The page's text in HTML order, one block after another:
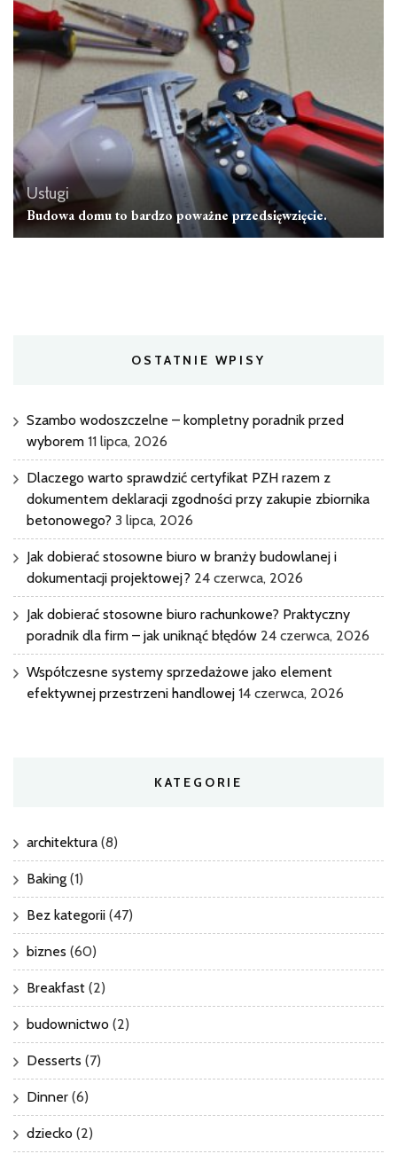
Usługi
Budowa domu to bardzo poważne przedsięwzięcie.
OSTATNIE WPISY
Szambo wodoszczelne – kompletny poradnik przed
wyborem 11 lipca, 2026
Dlaczego warto sprawdzić certyfikat PZH razem z
dokumentem deklaracji zgodności przy zakupie zbiornika
betonowego? 3 lipca, 2026
Jak dobierać stosowne biuro w branży budowlanej i
dokumentacji projektowej? 24 czerwca, 2026
Jak dobierać stosowne biuro rachunkowe? Praktyczny
poradnik dla firm – jak uniknąć błędów 24 czerwca, 2026
Współczesne systemy sprzedażowe jako element
efektywnej przestrzeni handlowej 14 czerwca, 2026
KATEGORIE
architektura (8)
Baking (1)
Bez kategorii (47)
biznes (60)
Breakfast (2)
budownictwo (2)
Desserts (7)
Dinner (6)
dziecko (2)